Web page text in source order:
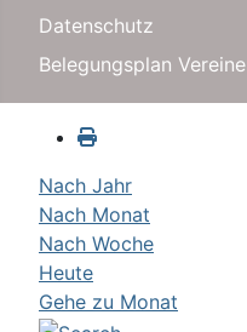
Datenschutz
Belegungsplan Vereine
Nach Jahr
Nach Monat
Nach Woche
Heute
Gehe zu Monat